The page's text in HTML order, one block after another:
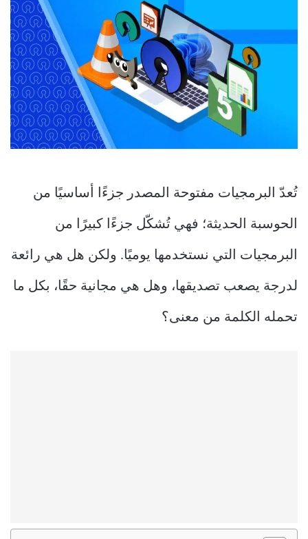
تُعدّ البرمجيات مفتوحة المصدر جزءًا أساسيًا من
الحوسبة الحديثة؛ فهي تُشكّل جزءًا كبيرًا من
البرمجيات التي نستخدمها يوميًا. ولكن هل هي رائعة
لدرجة يصعب تصديقها، وهل هي مجانية حقًا، بكل ما
تحمله الكلمة من معنى؟